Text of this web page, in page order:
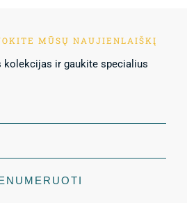
MŪSŲ NAUJIENLAIŠKĮ
kolekcijas ir gaukite specialius